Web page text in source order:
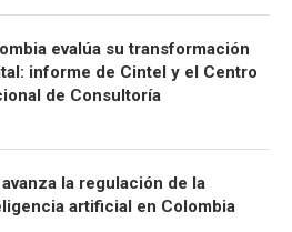
evalúa su transformación
informe de Cintel y el Centro
de Consultoría
la regulación de la
artificial en Colombia